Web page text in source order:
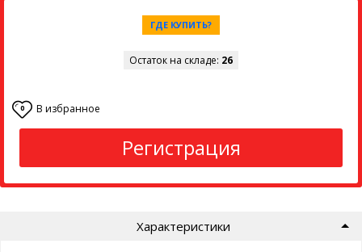
ГДЕ КУПИТЬ?
Остаток на складе: 26
0 В избранное
Регистрация
Характеристики